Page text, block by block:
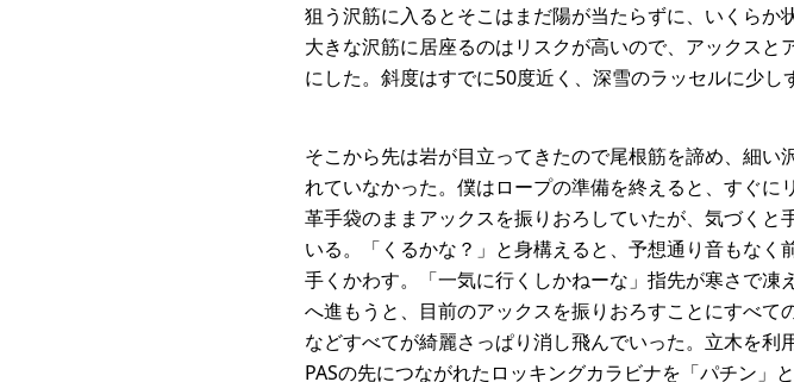
狙う沢筋に入るとそこはまだ陽が当たらずに、いくらか
大きな沢筋に居座るのはリスクが高いので、アックス
にした。斜度はすでに50度近く、深雪のラッセルに少し
そこから先は岩が目立ってきたので尾根筋を諦め、細
れていなかった。僕はロープの準備を終えると、すぐ
革手袋のままアックスを振りおろしていたが、気づく
いる。「くるかな？」と身構えると、予想通り音もな
手くかわす。「一気に行くしかねーな」指先が寒さで
へ進もうと、目前のアックスを振りおろすことにすべ
などすべてが綺麗さっぱり消し飛んでいった。立木を
PASの先につながれたロッキングカラビナを「パチン